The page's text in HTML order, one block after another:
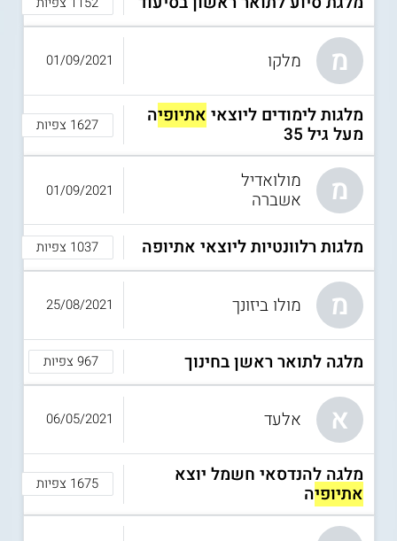
מ מלקו
מלגות לימודים ליוצאי אתיופיה
מעל גיל 35 1627 צפיות
01/09/2021
מ מולואדיל
אשברה
מלגות רלוונטיות ליוצאי אתיופה
1037 צפיות
01/09/2021
מ מולו ביזונך
מלגה לתואר ראשן בחינוך 967 צפיות
25/08/2021
א אלעד
מלגה להנדסאי חשמל יוצא
אתיופיה 1675 צפיות
06/05/2021